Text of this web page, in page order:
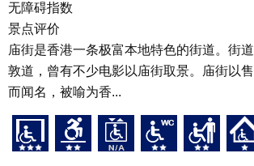
无障碍指数
景点评价
庙街是香港一条极富本地特色的街道。街
敦道，曾有不少电影以庙街取景。庙街以
而闻名，被喻为香...